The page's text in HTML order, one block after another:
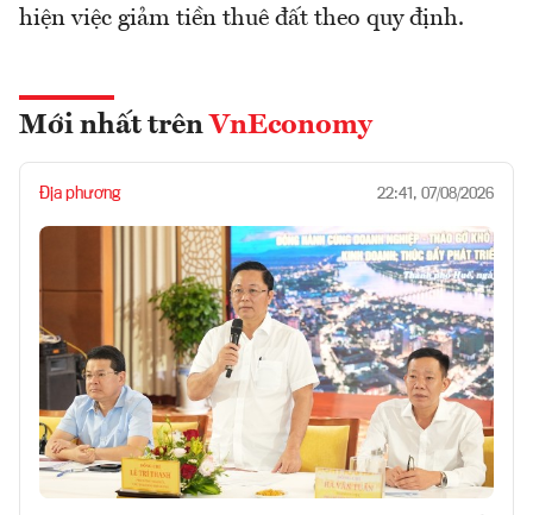
hiện việc giảm tiền thuê đất theo quy định.
Mới nhất trên VnEconomy
Địa phương 22:41, 07/08/2026